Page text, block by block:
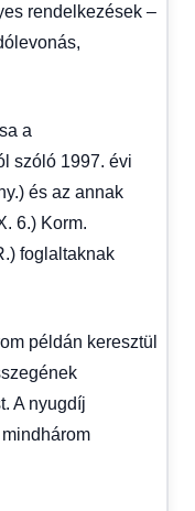
rendelkezések –
a
szóló 1997. évi
és az annak
6.) Korm.
foglaltaknak
példán keresztül
A nyugdíj